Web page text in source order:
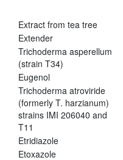
Extract from tea tree
Extender
Trichoderma asperellum
(strain T34)
Eugenol
Trichoderma atroviride
(formerly T. harzianum)
strains IMI 206040 and
T11
Etridiazole
Etoxazole